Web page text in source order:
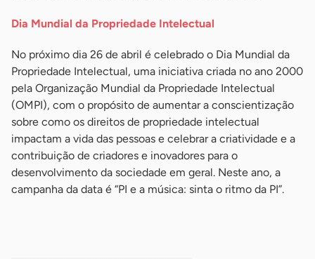
Dia Mundial da Propriedade Intelectual
No próximo dia 26 de abril é celebrado o Dia Mundial da
Propriedade Intelectual, uma iniciativa criada no ano 2000
pela Organização Mundial da Propriedade Intelectual
(OMPI), com o propósito de aumentar a conscientização
sobre como os direitos de propriedade intelectual
impactam a vida das pessoas e celebrar a criatividade e a
contribuição de criadores e inovadores para o
desenvolvimento da sociedade em geral. Neste ano, a
campanha da data é “PI e a música: sinta o ritmo da PI”.